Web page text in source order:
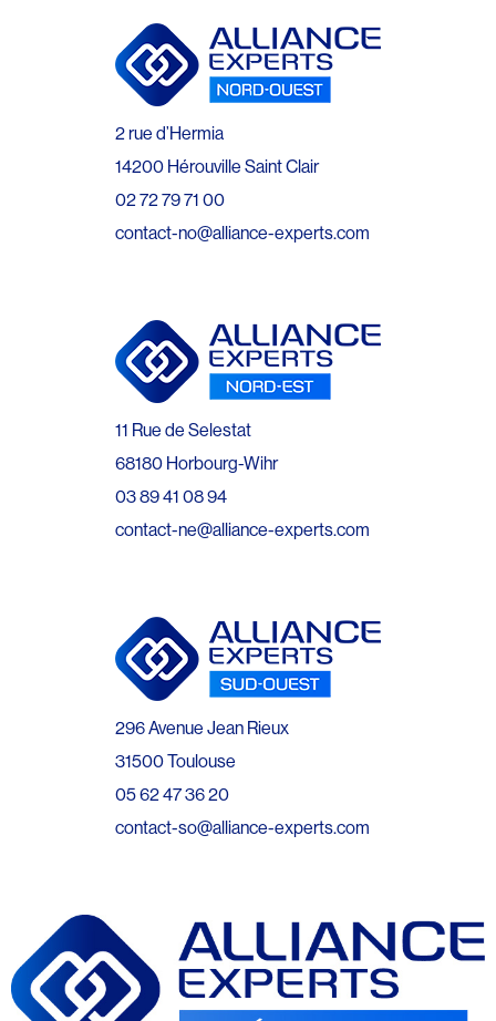
2 rue d’Hermia
14200 Hérouville Saint Clair
02 72 79 71 00
contact-no@alliance-experts.com
11 Rue de Selestat
68180 Horbourg-Wihr
03 89 41 08 94
contact-ne@alliance-experts.com
296 Avenue Jean Rieux
31500 Toulouse
05 62 47 36 20
contact-so@alliance-experts.com